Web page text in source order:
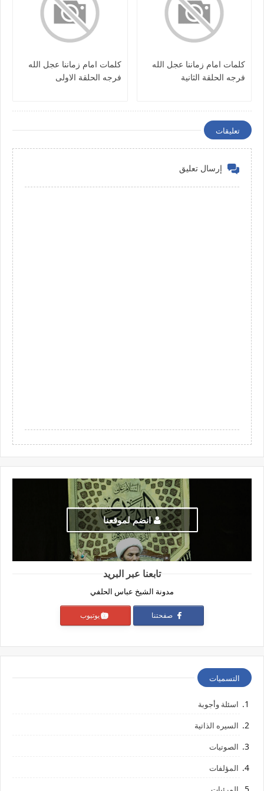
كلمات امام زماننا عجل الله
فرجه الحلقة الثانية
كلمات امام زماننا عجل الله
فرجه الحلقة الاولى
تعليقات
إرسال تعليق
انضم لموقعنا
تابعنا عبر البريد
مدونة الشيخ عباس الحلفي
صفحتنا يوتيوب
التسميات
اسئلة وأجوبة
السيره الذاتية
الصوتيات
المؤلفات